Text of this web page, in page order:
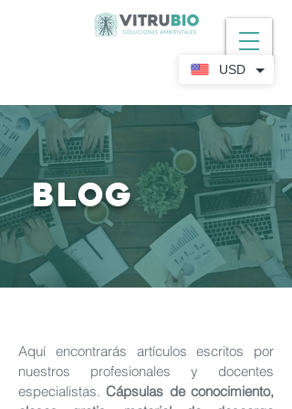
BLOG
Aquí encontrarás artículos escritos por
nuestros profesionales y docentes
especialistas.Cápsulas de conocimiento,
USD